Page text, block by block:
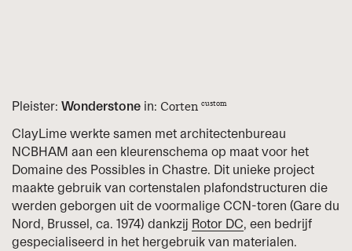
Pleister:Wonderstone in: Cortencustom
ClayLime werkte samen met architectenbureau
NCBHAM aan een kleurenschema op maat voor het
Domaine des Possibles in Chastre. Dit unieke project
maakte gebruik van cortenstalen plafondstructuren die
werden geborgen uit de voormalige CCN-toren (Gare du
Nord, Brussel, ca. 1974) dankzij Rotor DC, een bedrijf
gespecialiseerd in het hergebruik van materialen.